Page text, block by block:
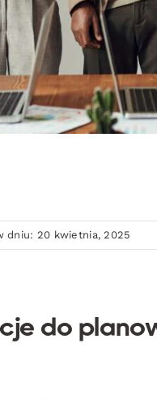
dniu: 20 kwietnia, 2025
do